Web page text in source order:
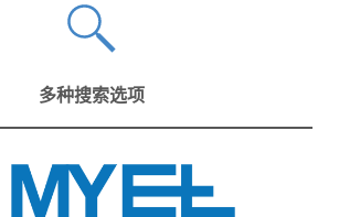
多种搜索选项